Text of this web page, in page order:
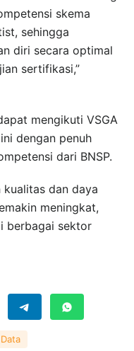
skema
sehingga
diri secara optimal
sertifikasi,”
mengikuti VSGA
dengan penuh
dari BNSP.
kualitas dan daya
meningkat,
berbagai sektor